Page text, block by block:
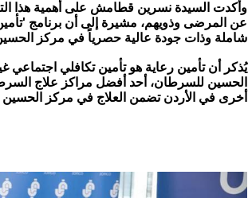
وأكدت السيدة نسرين قطامش على أهمية هذا
عن المرضى وذويهم، مشيرة إلى أن برنامج
شاملة وذات جودة عالية حصرياً في مركز
يُذكر أن تأمين رعاية هو تأمين تكافلي
الحسين للسرطان، أحد أفضل مراكز علاج
أخرى في الأردن تضمن العلاج في مركز